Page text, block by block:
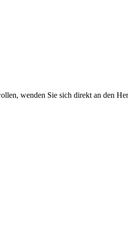
wenden Sie sich direkt an den